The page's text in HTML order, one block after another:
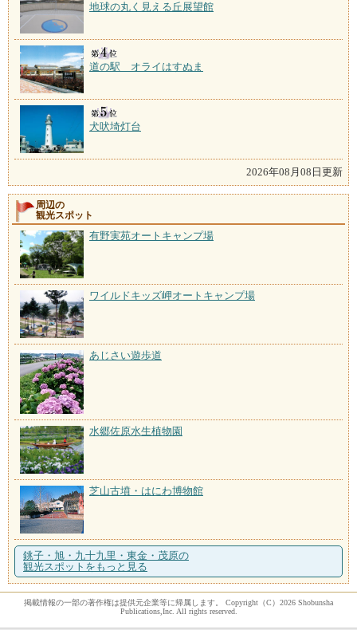
地球の丸く見える丘展望館
道の駅 オライはすぬま
犬吠埼灯台
2026年08月08日更新
周辺の
観光スポット
有野実苑オートキャンプ場
ワイルドキッズ岬オートキャンプ場
あじさい遊歩道
水郷佐原水生植物園
芝山古墳・はにわ博物館
銚子・旭・九十九里・東金・茂原の
観光スポットをもっと見る
掲載情報の一部の著作権は提供元企業等に帰属します。 Copyright（C）2026 Shobunsha
Publications,Inc. All rights reserved.